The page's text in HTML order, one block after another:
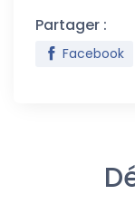
Partager :
Facebook